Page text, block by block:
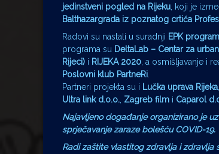
jedinstveni pogled na Rijeku , koji je
Balthazargrada iz poznatog crtića
Radovi su nastali u suradnji EPK
programa su DeltaLab – Centar za
Rijeci) i RIJEKA 2020 , a osmišljavanje i
Poslovni klub PartneRi
Partneri projekta su i Lučka uprava Rijeka
Ultra link d.o.o. Zagreb film i Caparol
Najavljeno događanje organizirano je
sprječavanje zaraze bolešću COVID-19.
Radi zaštite vlastitog zdravlja i zdravlja